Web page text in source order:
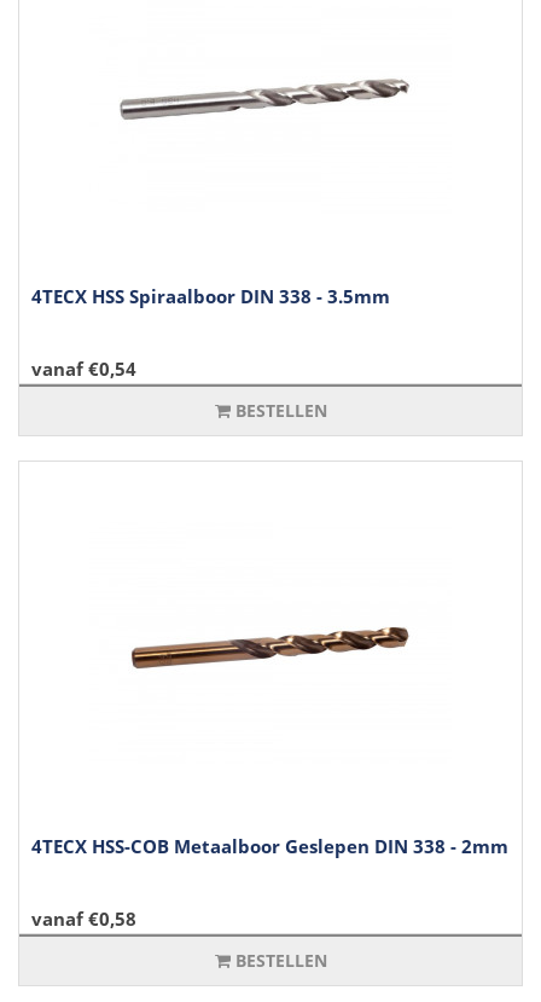
4TECX HSS Spiraalboor DIN 338 - 3.5mm
vanaf €0,54
BESTELLEN
4TECX HSS-COB Metaalboor Geslepen DIN 338 - 2mm
vanaf €0,58
BESTELLEN